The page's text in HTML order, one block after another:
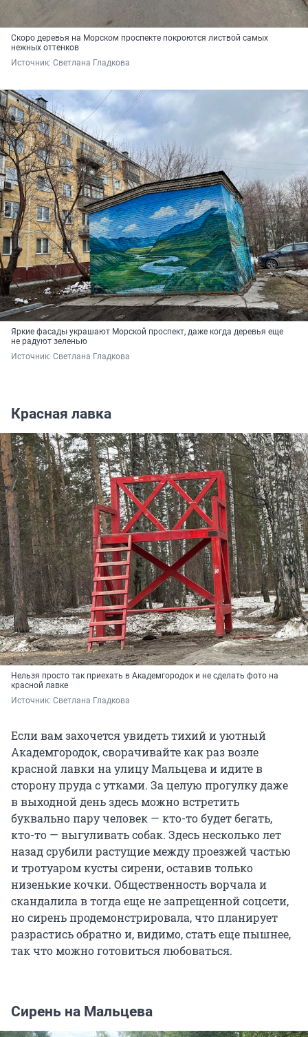
Скоро деревья на Морском проспекте покроются листвой самых
нежных оттенков
Источник: Светлана Гладкова
Яркие фасады украшают Морской проспект, даже когда деревья еще
не радуют зеленью
Источник: Светлана Гладкова
Красная лавка
Нельзя просто так приехать в Академгородок и не сделать фото на
красной лавке
Источник: Светлана Гладкова
Если вам захочется увидеть тихий и уютный
Академгородок, сворачивайте как раз возле
красной лавки на улицу Мальцева и идите в
сторону пруда с утками. За целую прогулку даже
в выходной день здесь можно встретить
буквально пару человек — кто-то будет бегать,
кто-то — выгуливать собак. Здесь несколько лет
назад срубили растущие между проезжей частью
и тротуаром кусты сирени, оставив только
низенькие кочки. Общественность ворчала и
скандалила в тогда еще не запрещенной соцсети,
но сирень продемонстрировала, что планирует
разрастись обратно и, видимо, стать еще пышнее,
так что можно готовиться любоваться.
Сирень на Мальцева